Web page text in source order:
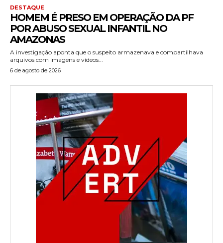
DESTAQUE
HOMEM É PRESO EM OPERAÇÃO DA PF
POR ABUSO SEXUAL INFANTIL NO
AMAZONAS
A investigação aponta que o suspeito armazenava e compartilhava
arquivos com imagens e vídeos...
6 de agosto de 2026